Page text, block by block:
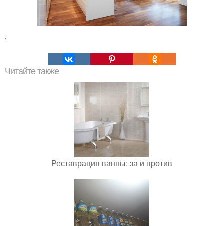
.
Читайте также
Реставрация ванны: за и против